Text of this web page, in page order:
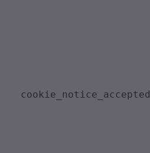
cookie_notice_accepted